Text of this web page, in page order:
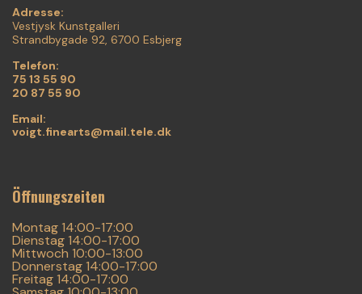
Adresse:
Vestjysk Kunstgalleri
Strandbygade 92, 6700 Esbjerg
Telefon:
75 13 55 90
20 87 55 90
Email:
voigt.finearts@mail.tele.dk
Öffnungszeiten
Montag 14:00-17:00
Dienstag 14:00-17:00
Mittwoch 10:00-13:00
Donnerstag 14:00-17:00
Freitag 14:00-17:00